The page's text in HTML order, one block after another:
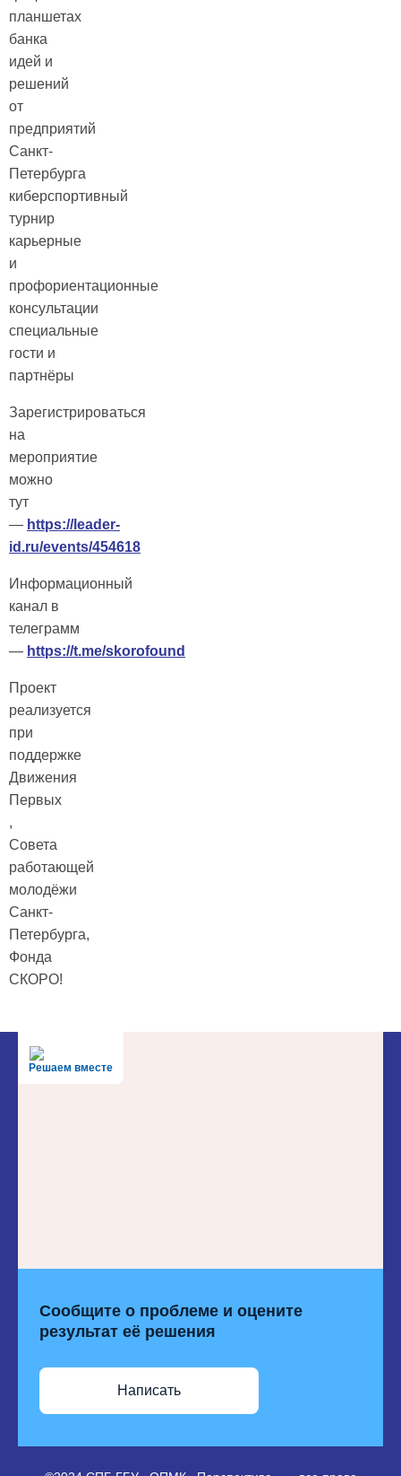
планшетах
банка
идей и
решений
от
предприятий
Санкт-
Петербурга
киберспортивный
турнир
карьерные
и
профориентационные
консультации
специальные
гости и
партнёры
Зарегистрироваться
на
мероприятие
можно
тут
— https://leader-
id.ru/events/454618
Информационный
канал в
телеграмм
— https://t.me/skorofound
Проект
реализуется
при
поддержке
Движения
Первых
,
Совета
работающей
молодёжи
Санкт-
Петербурга,
Фонда
СКОРО!
Решаем вместе
Сообщите о проблеме и оцените
результат её решения
Написать